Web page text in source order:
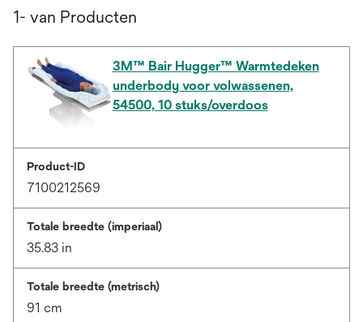
1- van Producten
3M™ Bair Hugger™ Warmtedeken
underbody voor volwassenen,
54500, 10 stuks/overdoos
Product-ID
7100212569
Totale breedte (imperiaal)
35.83 in
Totale breedte (metrisch)
91 cm